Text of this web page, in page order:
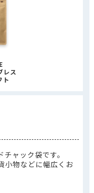
レス
ト
ャック袋です。
小物などに幅広くお